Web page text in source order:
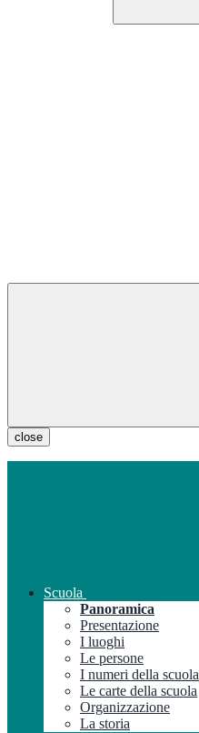
close
Scuola
Panoramica
Presentazione
I luoghi
Le persone
I numeri della scuola
Le carte della scuola
Organizzazione
La storia